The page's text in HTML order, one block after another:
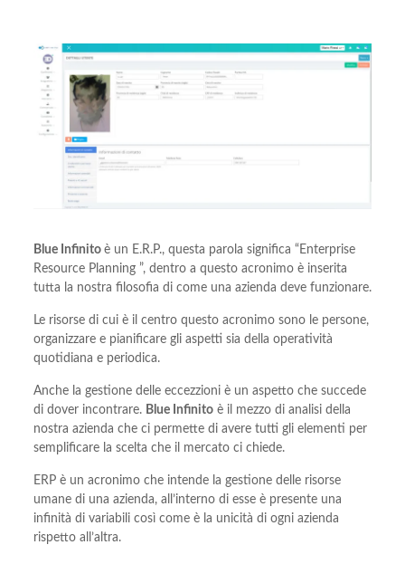
Blue Infinito è un E.R.P., questa parola significa “Enterprise
Resource Planning ”, dentro a questo acronimo è inserita
tutta la nostra filosofia di come una azienda deve funzionare.
Le risorse di cui è il centro questo acronimo sono le persone,
organizzare e pianificare gli aspetti sia della operatività
quotidiana e periodica.
Anche la gestione delle eccezzioni è un aspetto che succede
di dover incontrare. Blue Infinitoè il mezzo di analisi della
nostra azienda che ci permette di avere tutti gli elementi per
semplificare la scelta che il mercato ci chiede.
ERP è un acronimo che intende la gestione delle risorse
umane di una azienda, all’interno di esse è presente una
infinità di variabili così come è la unicità di ogni azienda
rispetto all’altra.